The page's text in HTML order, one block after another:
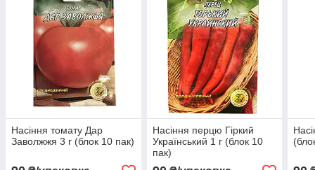
Насіння томату Дар
Заволжжя 3 г (блок 10 пак)
Насіння перцю Гіркий
Український 1 г (блок 10
пак)